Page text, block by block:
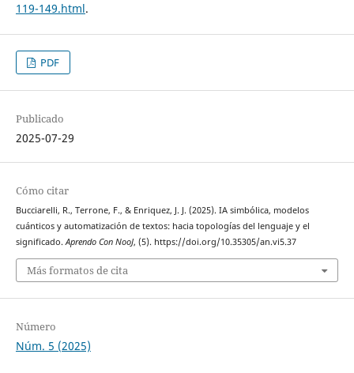
119-149.html.
PDF
Publicado
2025-07-29
Cómo citar
Bucciarelli, R., Terrone, F., & Enriquez, J. J. (2025). IA simbólica, modelos
cuánticos y automatización de textos: hacia topologías del lenguaje y el
significado.Aprendo Con NooJ, (5). https://doi.org/10.35305/an.vi5.37
Más formatos de cita
Número
Núm. 5 (2025)